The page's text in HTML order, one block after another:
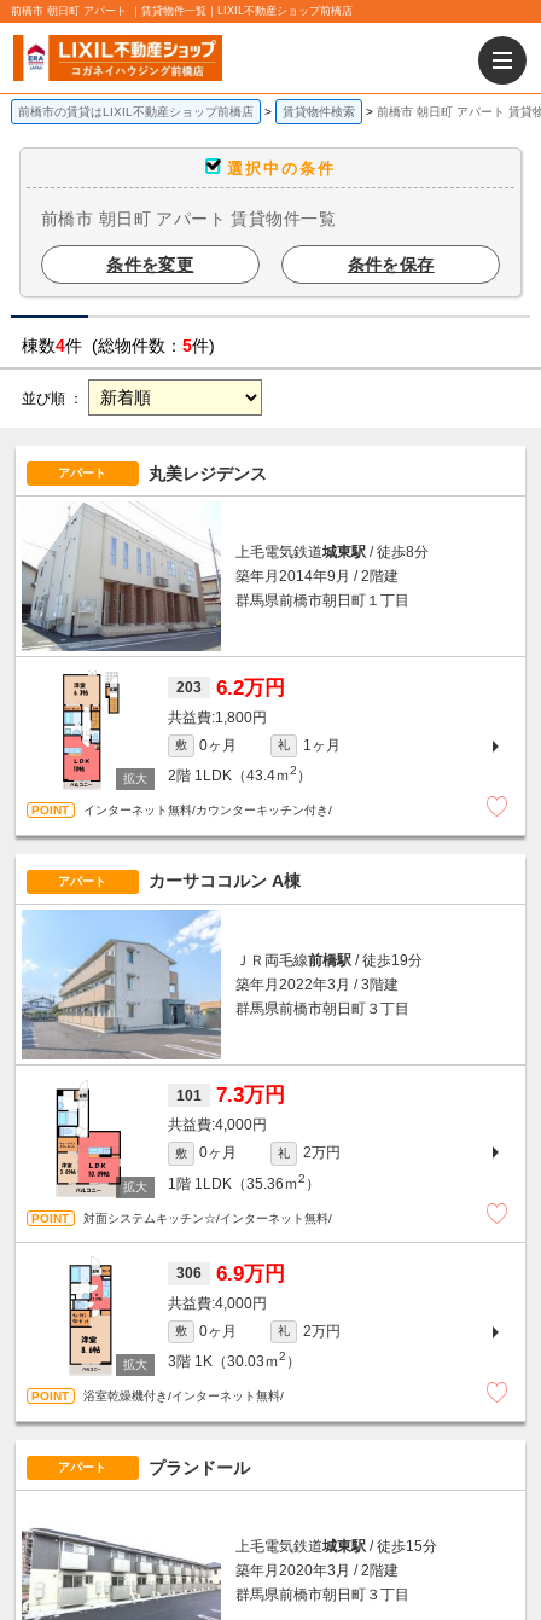
前橋市 朝日町 アパート ｜賃貸物件一覧｜LIXIL不動産ショップ前橋店
前橋市の賃貸はLIXIL不動産ショップ前橋店 賃貸物件検索 前橋市 朝日町 アパート 賃貸
選択中の条件
前橋市 朝日町 アパート 賃貸物件一覧
条件を変更 条件を保存
棟数4件 (総物件数： 5件)
並び順 ：
アパート 丸美レジデンス
上毛電気鉄道城東駅 / 徒歩8分
築年月2014年9月 / 2階建
群馬県前橋市朝日町１丁目
203 6.2万円
1,800円
敷 0ヶ月 礼
1ヶ月
2階 1LDK（43.4ｍ2 ）
インターネット無料/カウンターキッチン付き/
アパート カーサココルン A棟
ＪＲ両毛線前橋駅 / 徒歩19分
築年月2022年3月 / 3階建
群馬県前橋市朝日町３丁目
101 7.3万円
4,000円
敷 0ヶ月 礼
2万円
1階 1LDK（35.36ｍ2 ）
対面システムキッチン☆/インターネット無料/
306 6.9万円
4,000円
敷 0ヶ月 礼
2万円
3階 1K（30.03ｍ2 ）
浴室乾燥機付き/インターネット無料/
アパート プランドール
上毛電気鉄道城東駅 / 徒歩15分
築年月2020年3月 / 2階建
群馬県前橋市朝日町３丁目